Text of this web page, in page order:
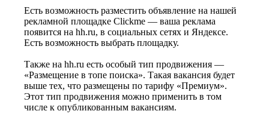
Есть возможность разместить объявление на нашей
рекламной площадке Clickme — ваша реклама
появится на hh.ru, в социальных сетях и Яндексе.
Есть возможность выбрать площадку.
Также на hh.ru есть особый тип продвижения —
«Размещение в топе поиска». Такая вакансия будет
выше тех, что размещены по тарифу «Премиум».
Этот тип продвижения можно применить в том
числе к опубликованным вакансиям.